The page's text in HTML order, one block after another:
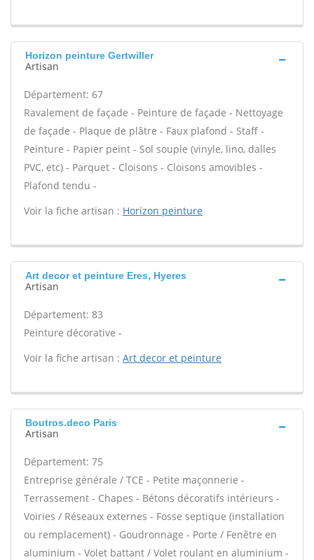
Horizon peinture Gertwiller
Artisan
Département: 67
Ravalement de façade - Peinture de façade - Nettoyage
de façade - Plaque de plâtre - Faux plafond - Staff -
Peinture - Papier peint - Sol souple (vinyle, lino, dalles
PVC, etc) - Parquet - Cloisons - Cloisons amovibles -
Plafond tendu -
Voir la fiche artisan : Horizon peinture
Art decor et peinture Eres, Hyeres
Artisan
Département: 83
Peinture décorative -
Voir la fiche artisan : Art decor et peinture
Boutros.deco Paris
Artisan
Département: 75
Entreprise générale / TCE - Petite maçonnerie -
Terrassement - Chapes - Bétons décoratifs intérieurs -
Voiries / Réseaux externes - Fosse septique (installation
ou remplacement) - Goudronnage - Porte / Fenêtre en
aluminium - Volet battant / Volet roulant en aluminium -